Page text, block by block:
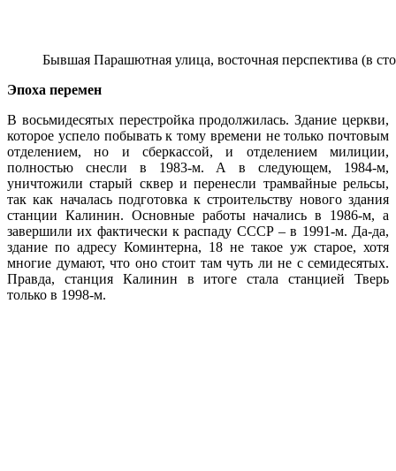
Бывшая Парашютная улица, восточная перспектива (в
Эпоха перемен
В восьмидесятых перестройка продолжилась. Здание церкви,
которое успело побывать к тому времени не только почтовым
отделением, но и сберкассой, и отделением милиции,
полностью снесли в 1983-м. А в следующем, 1984-м,
уничтожили старый сквер и перенесли трамвайные рельсы,
так как началась подготовка к строительству нового здания
станции Калинин. Основные работы начались в 1986-м, а
завершили их фактически к распаду СССР – в 1991-м. Да-да,
здание по адресу Коминтерна, 18 не такое уж старое, хотя
многие думают, что оно стоит там чуть ли не с семидесятых.
Правда, станция Калинин в итоге стала станцией Тверь
только в 1998-м.